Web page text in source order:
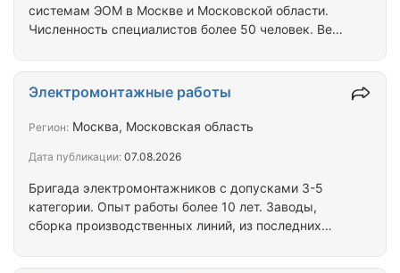
системам ЭОМ в Москве и Московской области.
Численность специалистов более 50 человек. Весь
Имеется СРО, лицензия МЧС. Опыт работы более
12 лет (офисные помещения, торговые помещения,
школы, ВУЗы, детсады, МКД, административные
производственные здания и помещения) Сроки и
предоставления ВОР…
Бригада электромонтажников с допусками 3-5
категории. Опыт работы более 10 лет. Заводы,
сборка производственных линий, из последних
Электромонтажные работы
Регион: Москва, Московская область
Дата публикации: 07.08.2026